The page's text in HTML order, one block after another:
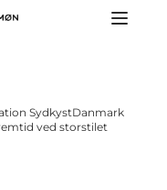
SydkystDanmark
ved storstilet